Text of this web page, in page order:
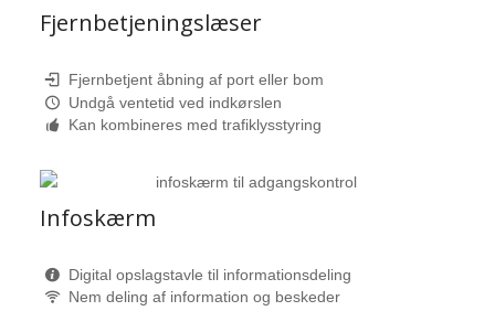
Fjernbetjeningslæser
Fjernbetjent åbning af port eller bom
Undgå ventetid ved indkørslen
Kan kombineres med trafiklysstyring
Infoskærm
Digital opslagstavle til informationsdeling
Nem deling af information og beskeder